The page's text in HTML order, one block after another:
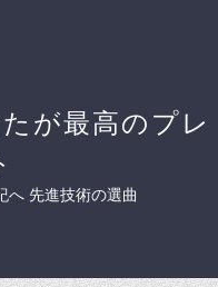
が最高のプレ
へ 先進技術の選曲